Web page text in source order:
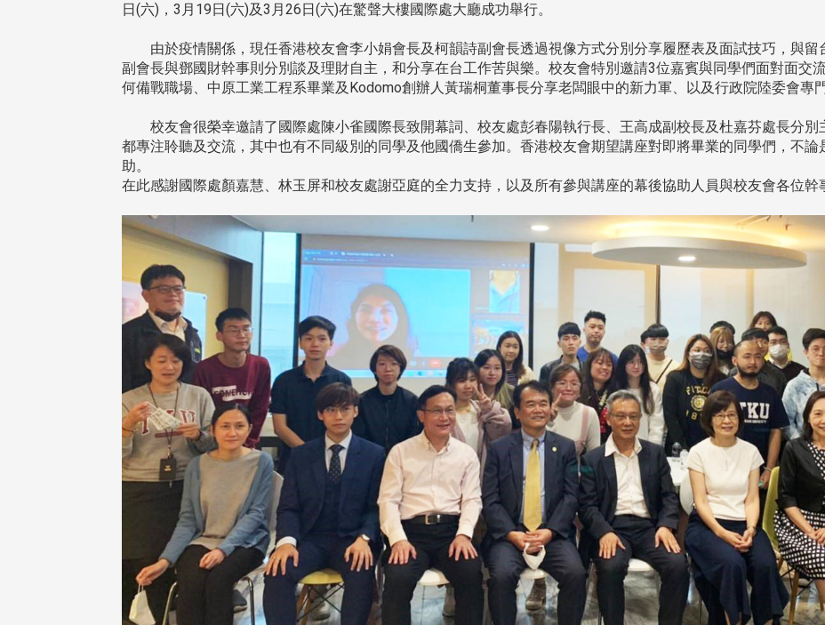
日(六)，3月19日(六)及3月26日(六)在驚聲大樓國際處大廳成功舉行。
由於疫情關係，現任香港校友會李小娟會長及柯韻詩副會長透過視像方式分別分享履歷表及面試技巧，與留
副會長與鄧國財幹事則分別談及理財自主，和分享在台工作苦與樂。校友會特別邀請3位嘉賓與同學們面對面交
何備戰職場、中原工業工程系畢業及Kodomo創辦人黃瑞桐董事長分享老闆眼中的新力軍、以及行政院陸委會專
校友會很榮幸邀請了國際處陳小雀國際長致開幕詞、校友處彭春陽執行長、王高成副校長及杜嘉芬處長分別
都專注聆聽及交流，其中也有不同級別的同學及他國僑生參加。香港校友會期望講座對即將畢業的同學們，不
助。
在此感謝國際處顏嘉慧、林玉屏和校友處謝亞庭的全力支持，以及所有參與講座的幕後協助人員與校友會各位幹